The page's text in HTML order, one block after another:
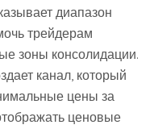
диапазон
трейдерам
зоны консолидации.
канал, который
цены за
ценовые